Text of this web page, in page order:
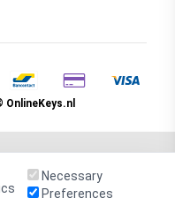
Necessary
Preferences